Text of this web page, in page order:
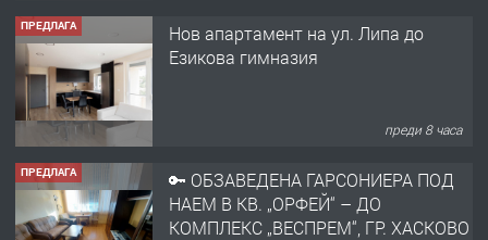
ПРЕДЛАГА
Нов апартамент на ул. Липа до
Езикова гимназия
преди 8 часа
ПРЕДЛАГА
🔑 ОБЗАВЕДЕНА ГАРСОНИЕРА ПОД
НАЕМ В КВ. „ОРФЕЙ“ – ДО
КОМПЛЕКС „ВЕСПРЕМ“, ГР. ХАСКОВО